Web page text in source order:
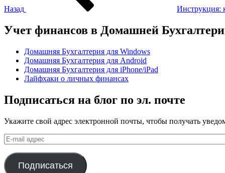
Назад Инструкция:
Учет финансов в Домашней
Домашняя Бухгалтерия для Windows
Домашняя Бухгалтерия для Android
Домашняя Бухгалтерия для iPhone/iPad
Лайфхаки о личных финансах
Подписаться на блог по эл. почте
Укажите свой адрес электронной почты, чтобы получать
E-
mail
адрес
Подписаться